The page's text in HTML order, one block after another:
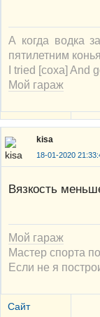
А когда водка
пятилетним
I tried [соха] And
Мой гараж
kisa
18-01-2020
Вязкость
Мой гараж
Мастер спорта
Если не я
Сайт